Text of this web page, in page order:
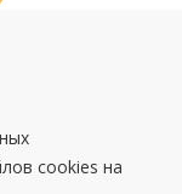
cookies на